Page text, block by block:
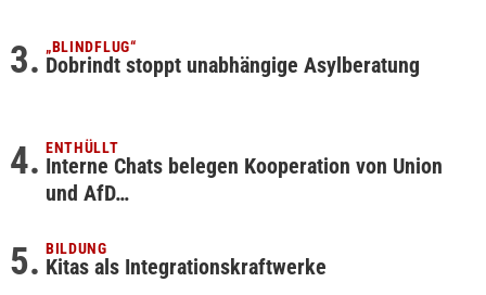
„BLINDFLUG“
Dobrindt stoppt unabhängige Asylberatung
ENTHÜLLT
Interne Chats belegen Kooperation von Union
und AfD…
BILDUNG
Kitas als Integrationskraftwerke